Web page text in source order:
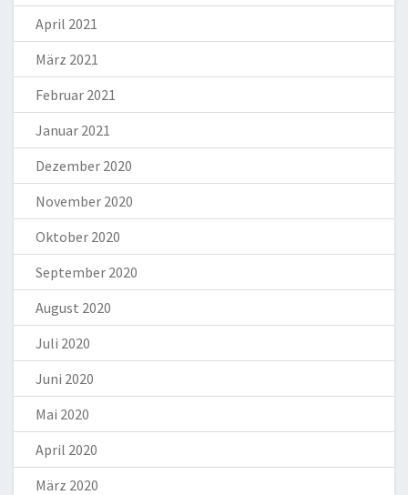
April 2021
März 2021
Februar 2021
Januar 2021
Dezember 2020
November 2020
Oktober 2020
September 2020
August 2020
Juli 2020
Juni 2020
Mai 2020
April 2020
März 2020